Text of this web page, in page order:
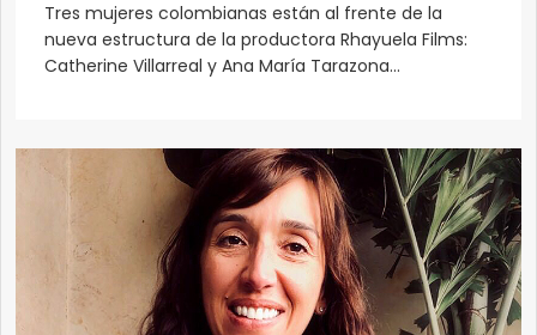
Tres mujeres colombianas están al frente de la
nueva estructura de la productora Rhayuela Films:
Catherine Villarreal y Ana María Tarazona...